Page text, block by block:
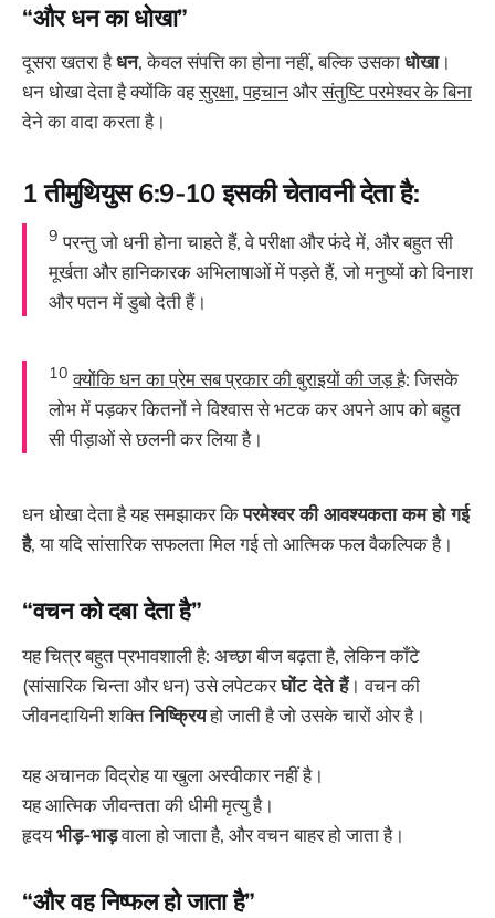
“और धन का धोखा”
दूसरा खतरा हैधन, केवल संपत्ति का होना नहीं, बल्कि उसकाधोखा।
धन धोखा देता है क्योंकि वहसुरक्षा,पहचानऔरसंतुष्टि परमेश्वर के बिना
देने का वादा करता है।
1 तीमुथियुस 6:9-10 इसकी चेतावनी देता है:
9परन्तु जो धनी होना चाहते हैं, वे परीक्षा और फंदे में, और बहुत सी
मूर्खता और हानिकारक अभिलाषाओं में पड़ते हैं, जो मनुष्यों को विनाश
और पतन में डुबो देती हैं।
10क्योंकि धन का प्रेम सब प्रकार की बुराइयों की जड़ है: जिसके
लोभ में पड़कर कितनों ने विश्वास से भटक कर अपने आप को बहुत
सी पीड़ाओं से छलनी कर लिया है।
धन धोखा देता है यह समझाकर किपरमेश्वर की आवश्यकता कम हो गई
है, या यदि सांसारिक सफलता मिल गई तो आत्मिक फल वैकल्पिक है।
“वचन को दबा देता है”
यह चित्र बहुत प्रभावशाली है: अच्छा बीज बढ़ता है, लेकिन काँटे
(सांसारिक चिन्ता और धन) उसे लपेटकरघोंट देते हैं। वचन की
जीवनदायिनी शक्तिनिष्क्रियहो जाती है जो उसके चारों ओर है।
यह अचानक विद्रोह या खुला अस्वीकार नहीं है।
यह आत्मिक जीवन्तता की धीमी मृत्यु है।
हृदयभीड़-भाड़वाला हो जाता है, और वचन बाहर हो जाता है।
“और वह निष्फल हो जाता है”